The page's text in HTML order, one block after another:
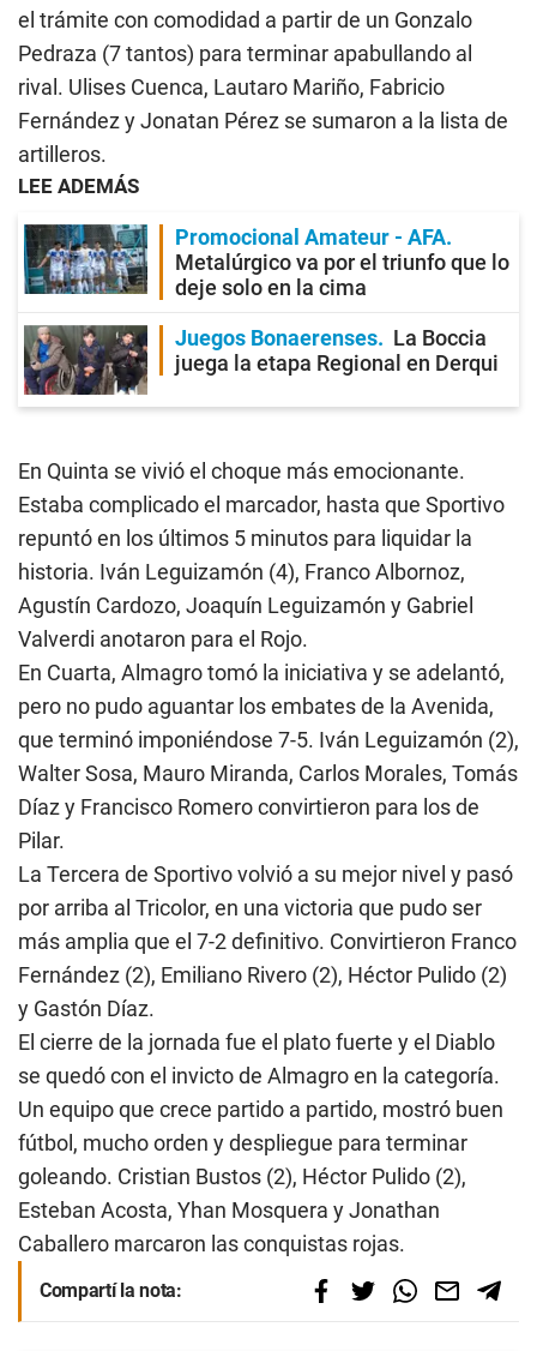
el trámite con comodidad a partir de un Gonzalo
Pedraza (7 tantos) para terminar apabullando al
rival. Ulises Cuenca, Lautaro Mariño, Fabricio
Fernández y Jonatan Pérez se sumaron a la lista de
artilleros.
LEE ADEMÁS
Promocional Amateur - AFA
Metalúrgico va por el triunfo que lo
deje solo en la cima
Juegos Bonaerenses
La Boccia
juega la etapa Regional en Derqui
En Quinta se vivió el choque más emocionante.
Estaba complicado el marcador, hasta que Sportivo
repuntó en los últimos 5 minutos para liquidar la
historia. Iván Leguizamón (4), Franco Albornoz,
Agustín Cardozo, Joaquín Leguizamón y Gabriel
Valverdi anotaron para el Rojo.
En Cuarta, Almagro tomó la iniciativa y se adelantó,
pero no pudo aguantar los embates de la Avenida,
que terminó imponiéndose 7-5. Iván Leguizamón (2),
Walter Sosa, Mauro Miranda, Carlos Morales, Tomás
Díaz y Francisco Romero convirtieron para los de
Pilar.
La Tercera de Sportivo volvió a su mejor nivel y pasó
por arriba al Tricolor, en una victoria que pudo ser
más amplia que el 7-2 definitivo. Convirtieron Franco
Fernández (2), Emiliano Rivero (2), Héctor Pulido (2)
y Gastón Díaz.
El cierre de la jornada fue el plato fuerte y el Diablo
se quedó con el invicto de Almagro en la categoría.
Un equipo que crece partido a partido, mostró buen
fútbol, mucho orden y despliegue para terminar
goleando. Cristian Bustos (2), Héctor Pulido (2),
Esteban Acosta, Yhan Mosquera y Jonathan
Caballero marcaron las conquistas rojas.
Compartí la nota: